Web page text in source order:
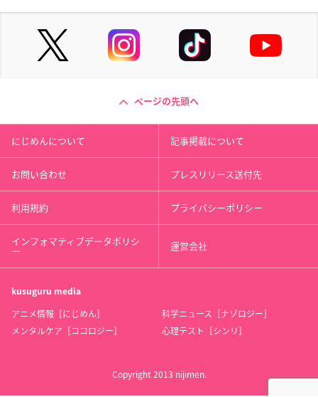
ページの先頭へ
にじめんについて 記事掲載について
お問い合わせ プレスリリース送付先
利用規約 プライバシーポリシー
インフォマティブデータポリシ
ー 運営会社
kusuguru media
アニメ情報［にじめん］
科学ニュース［ナゾロジー］
メンタルケア［ココロジー］
心理テスト［シンリ］
Copyright 2013 nijimen.